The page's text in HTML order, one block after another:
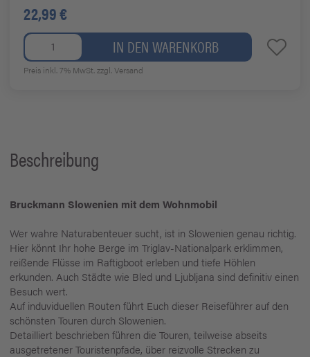
22,99 €
IN DEN WARENKORB
Preis inkl. 7% MwSt.zzgl. Versand
Beschreibung
Bruckmann Slowenien mit dem Wohnmobil
Wer wahre Naturabenteuer sucht, ist in Slowenien genau richtig.
Hier könnt Ihr hohe Berge im Triglav-Nationalpark erklimmen,
reißende Flüsse im Raftigboot erleben und tiefe Höhlen
erkunden. Auch Städte wie Bled und Ljubljana sind definitiv einen
Besuch wert.
Auf induviduellen Routen führt Euch dieser Reiseführer auf den
schönsten Touren durch Slowenien.
Detailliert beschrieben führen die Touren, teilweise abseits
ausgetretener Touristenpfade, über reizvolle Strecken zu